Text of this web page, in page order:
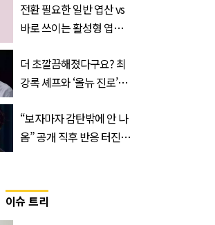
전환 필요한 일반 엽산 vs
바로 쓰이는 활성형 엽
‘Quatrefolic®’ 주목
더 초깔끔해졌다구요? 최
강록 셰프와 ‘올뉴 진로’의
“보자마자 감탄밖에 안 나
옴” 공개 직후 반응 터진
이슈 트리